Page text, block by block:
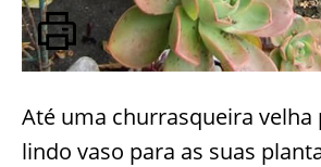
Até uma churrasqueira velha
lindo vaso para as suas